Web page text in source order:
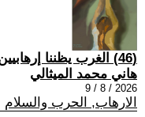
(46) الغرب يظننا إرهابيين ونحن نكفر بعضنا !!
هاني محمد الميثالي
2026 / 8 / 9
الارهاب, الحرب والسلام